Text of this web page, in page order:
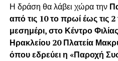
Η δράση θα λάβει χώρα την
από τις 10 το πρωί έως τις 2
μεσημέρι, στο Κέντρο
Ηρακλείου 20 Πλατεία
όπου εδρεύει η «Παροχή